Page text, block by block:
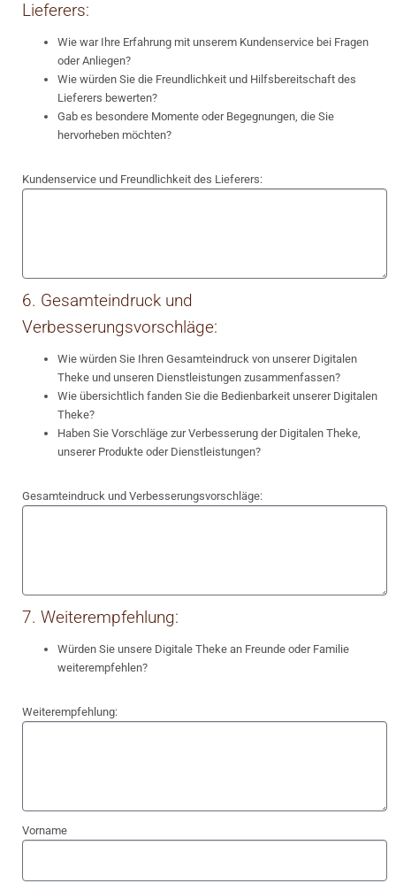
Lieferers:
Wie war Ihre Erfahrung mit unserem Kundenservice bei Fragen
oder Anliegen?
Wie würden Sie die Freundlichkeit und Hilfsbereitschaft des
Lieferers bewerten?
Gab es besondere Momente oder Begegnungen, die Sie
hervorheben möchten?
Kundenservice und Freundlichkeit des Lieferers:
6. Gesamteindruck und
Verbesserungsvorschläge:
Wie würden Sie Ihren Gesamteindruck von unserer Digitalen
Theke und unseren Dienstleistungen zusammenfassen?
Wie übersichtlich fanden Sie die Bedienbarkeit unserer Digitalen
Theke?
Haben Sie Vorschläge zur Verbesserung der Digitalen Theke,
unserer Produkte oder Dienstleistungen?
Gesamteindruck und Verbesserungsvorschläge:
7. Weiterempfehlung:
Würden Sie unsere Digitale Theke an Freunde oder Familie
weiterempfehlen?
Weiterempfehlung:
Vorname